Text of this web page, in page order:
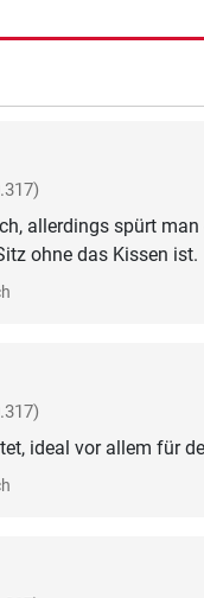
allerdings spürt
ohne das Kissen ist.
ideal vor allem für